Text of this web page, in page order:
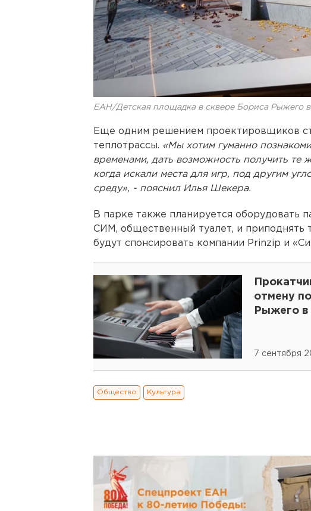
ЕАН/Детская площадка в сквере Бориса Рыжего в
Еще одним решением проектировщиков
теплотрассы. «Мы хотим гуманно
временами, дать возможность получить те
когда искали места для игр, под другим
среду», - пояснил Илья Шекера.
В парке также планируется оборудовать
СИМ, общественный туалет, и приподнять
будут спонсировать компании Prinzip и
отмену
Рыжего в
7 сентября
Общество Культура